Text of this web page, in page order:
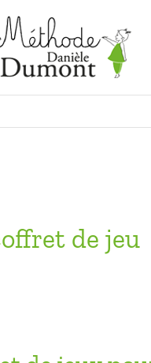
de jeu